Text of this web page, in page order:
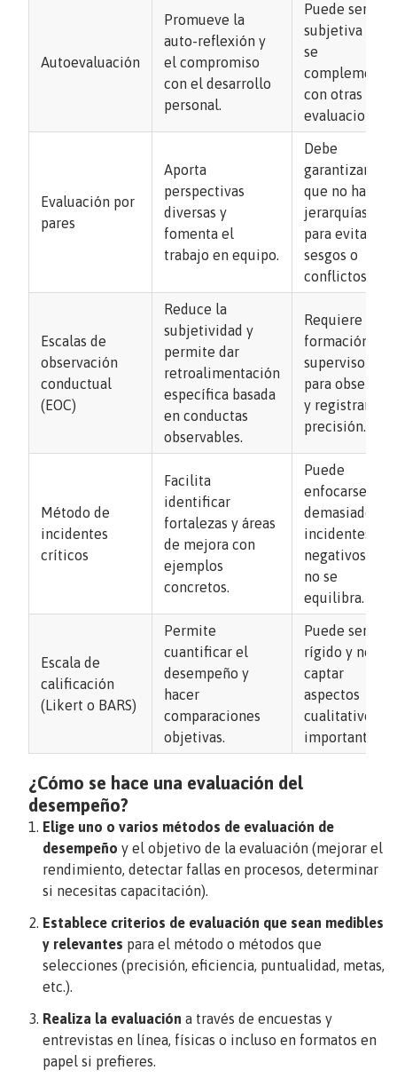
Autoevaluación
Promueve la
auto-reflexión y
el compromiso
con el desarrollo
personal.
Puede ser
subjetiva si no
se
complementa
con otras
evaluaciones.
Evaluación por
pares
Aporta
perspectivas
diversas y
fomenta el
trabajo en equipo.
Debe
garantizarse
que no haya
jerarquías
para evitar
sesgos o
conflictos.
Escalas de
observación
conductual
(EOC)
Reduce la
subjetividad y
permite dar
retroalimentación
específica basada
en conductas
observables.
Requiere
formación de
supervisores
para observar
y registrar con
precisión.
Método de
incidentes
críticos
Facilita
identificar
fortalezas y áreas
de mejora con
ejemplos
concretos.
Puede
enfocarse
demasiado en
incidentes
negativos si
no se
equilibra.
Escala de
calificación
(Likert o BARS)
Permite
cuantificar el
desempeño y
hacer
comparaciones
objetivas.
Puede ser
rígido y no
captar
aspectos
cualitativos
importantes.
¿Cómo se hace una evaluación del
desempeño?
Elige uno o varios métodos de evaluación de
desempeño y el objetivo de la evaluación (mejorar el
rendimiento, detectar fallas en procesos, determinar
si necesitas capacitación).
Establece criterios de evaluación que sean medibles
y relevantes para el método o métodos que
selecciones (precisión, eficiencia, puntualidad, metas,
etc.).
Realiza la evaluación a través de encuestas y
entrevistas en línea, físicas o incluso en formatos en
papel si prefieres.